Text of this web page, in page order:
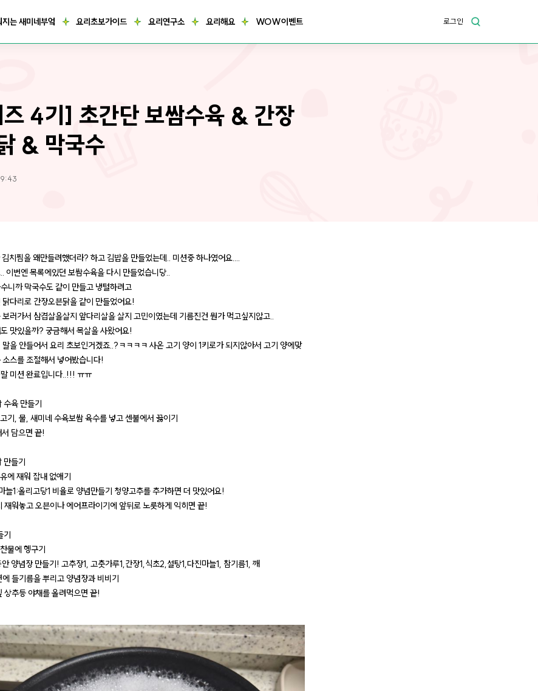
는 새미네부엌 요리초보가이드 요리연구소 요리해요 WOW이벤트 로그인
4기] 초간단 보쌈수육 & 간장
& 막국수
치찜을 왜만들려했더라? 하고 김밥을 만들었는데.. 미션중 하나였어요....
이번엔 목록에있던 보쌈수육을 다시 만들었습니당..
니까 막국수도 같이 만들고 냉털하려고
닭다리로 간장오븐닭을 같이 만들었어요!
러가서 삼겹살을살지 앞다리살을 살지 고민이였는데 기름진건 뭔가 먹고싶지않고..
맛있을까? 궁금해서 목살을 사왔어요!
을 안들어서 요리 초보인거겠죠..?ㅋㅋㅋㅋ 사온 고기 양이 1키로가 되지않아서 고기 양에맞
소스를 조절해서 넣어봤습니다!
미션 완료입니다..!!! ㅠㅠ
육 만들기
기, 물, 새미네 수육보쌈 육수를 넣고 센불에서 끓이기
담으면 끝!
들기
에 재워 잡내 없애기
늘1:올리고당1 비율로 양념만들기 청양고추를 추가하면 더 맛있어요!
재워놓고 오븐이나 에어프라이기에 앞뒤로 노릇하게 익히면 끝!
기
물에 헹구기
양념장 만들기! 고추장1, 고춧가루1,간장1,식초2,설탕1,다진마늘1, 참기름1, 깨
들기름을 뿌리고 양념장과 비비기
상추등 야채를 올려먹으면 끝!